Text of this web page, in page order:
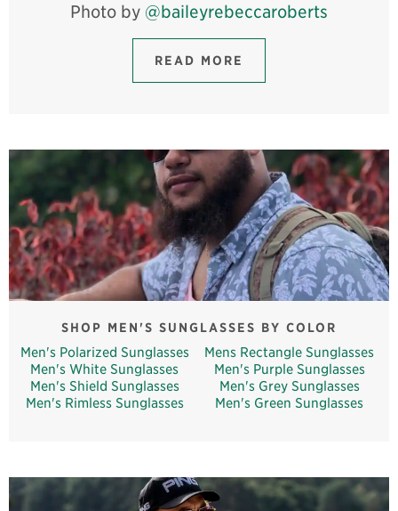
Photo by @baileyrebeccaroberts
READ MORE
SHOP MEN'S SUNGLASSES BY COLOR
Men's Polarized Sunglasses
Men's White Sunglasses
Men's Shield Sunglasses
Men's Rimless Sunglasses
Mens Rectangle Sunglasses
Men's Purple Sunglasses
Men's Grey Sunglasses
Men's Green Sunglasses